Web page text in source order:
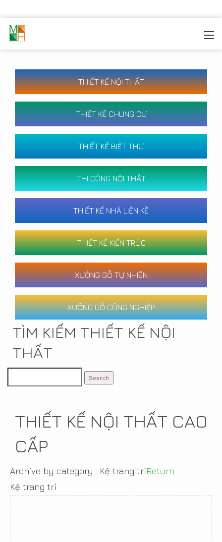
THIẾT KẾ NỘI THẤT
THIẾT KẾ CHUNG CƯ
THIẾT KẾ BIỆT THỰ
THI CÔNG NỘI THẤT
THIẾT KẾ NHÀ LIỀN KỀ
THIẾT KẾ KIẾN TRÚC
XƯỞNG GỖ TỰ NHIÊN
XƯỞNG GỖ CÔNG NGHIỆP
TÌM KIẾM THIẾT KẾ NỘI
THẤT
THIẾT KẾ NỘI THẤT CAO
CẤP
Archive by category : Kệ trang tríReturn
Kệ trang trí